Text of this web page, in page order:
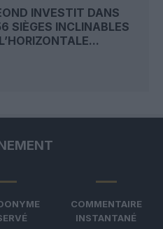
INVESTIT DANS
SIÈGES INCLINABLES
COMMENTAIRE
INSTANTANÉ